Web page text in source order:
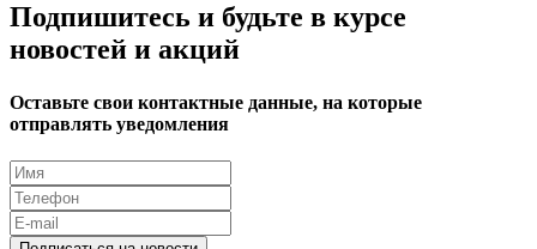
Подпишитесь и будьте в курсе
новостей и акций
Оставьте свои контактные данные, на которые
отправлять уведомления